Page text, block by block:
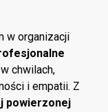
w organizacji
w chwilach,
i empatii. Z
powierzonej